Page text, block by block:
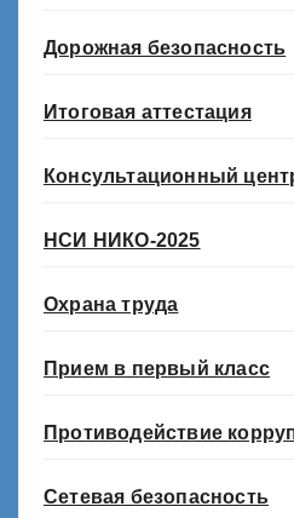
Дорожная безопасность
Итоговая аттестация
Консультационный
НСИ НИКО-2025
Охрана труда
Прием в первый класс
Противодействие
Сетевая безопасность